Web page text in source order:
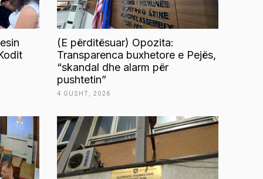
(E përditësuar) Opozita:
Transparenca buxhetore e Pejës,
“skandal dhe alarm për
pushtetin”
4 GUSHT, 2026